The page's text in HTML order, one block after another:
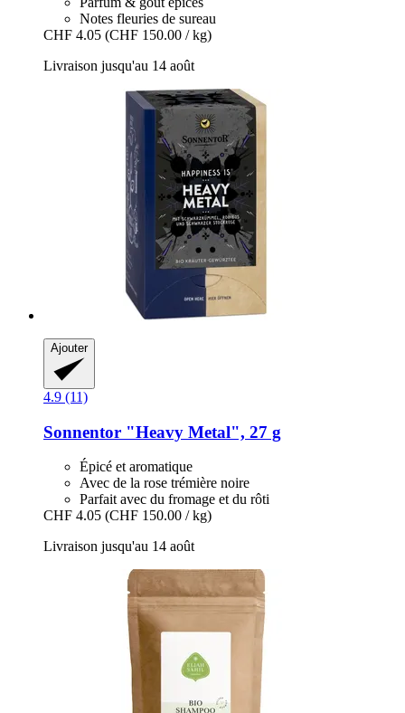
Notes fleuries de sureau
CHF 4.05 (CHF 150.00 / kg)
Livraison jusqu'au 14 août
Ajouter
4.9 (11)
Sonnentor "Heavy Metal", 27 g
Épicé et aromatique
Avec de la rose trémière noire
Parfait avec du fromage et du rôti
CHF 4.05 (CHF 150.00 / kg)
Livraison jusqu'au 14 août